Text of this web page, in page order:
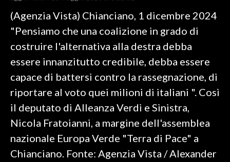
CALCIO REGIONALE
BASKET
VOLLEY
MOTORI
TENNIS
ALTRI SPORT
CULTURA
(Agenzia Vista) Chianciano, 1 dicembre 2024
"Pensiamo che una coalizione in grado di
costruire l'alternativa alla destra debba
essere innanzitutto credibile, debba essere
capace di battersi contro la rassegnazione, di
riportare al voto quei milioni di italiani ". Così
il deputato di Alleanza Verdi e Sinistra,
Nicola Fratoianni, a margine dell'assemblea
nazionale Europa Verde "Terra di Pace" a
Chianciano. Fonte: Agenzia Vista / Alexander